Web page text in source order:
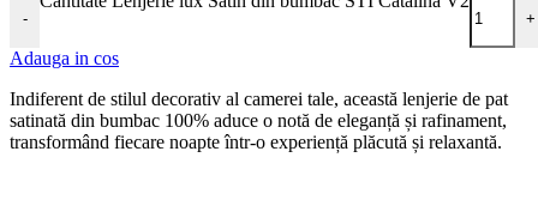
- +
Adauga in cos
Indiferent de stilul decorativ al camerei tale, această lenjerie de pat
satinată din bumbac 100% aduce o notă de eleganță și rafinament,
transformând fiecare noapte într-o experiență plăcută și relaxantă.